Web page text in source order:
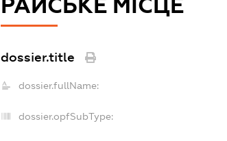
РАЙСЬКЕ МІСЦЕ
dossier.title
dossier.fullName:
dossier.opfSubType: